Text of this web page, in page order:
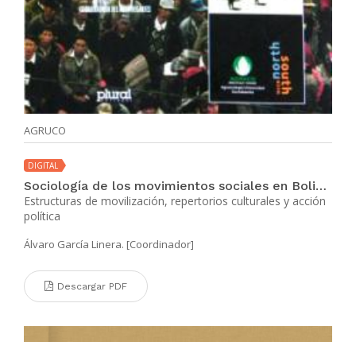
AGRUCO
DIGITAL
Sociología de los movimientos sociales en Bolivia
Estructuras de movilización, repertorios culturales y acción
política
Álvaro García Linera. [Coordinador]
Descargar PDF